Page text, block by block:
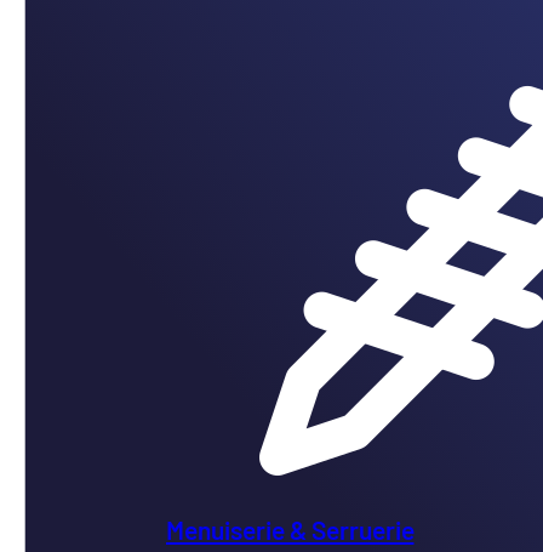
Menuiserie & Serruerie